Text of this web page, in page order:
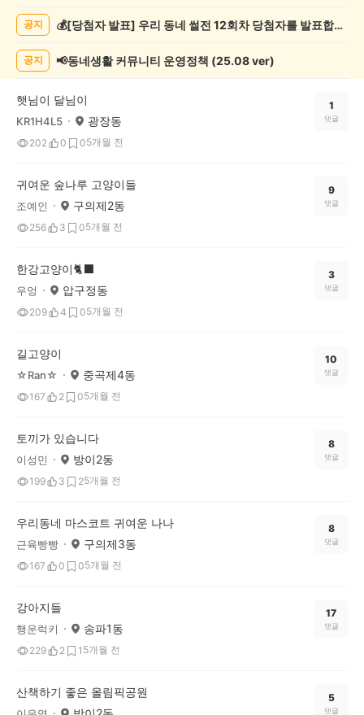
록
공지 💰[당첨자 발표] 우리 동네 썰전 12회차 당첨자를 발표합니다!
공지 📢동네생활 커뮤니티 운영정책 (25.08 ver)
햇님이 달님이
KR1H4L5 광장동
202 0 05개월 전
1
댓글
귀여운 숲나루 고양이들
조예인 구의제2동
256 3 05개월 전
9
댓글
한강고양이🐈‍⬛
우엉 압구정동
209 4 05개월 전
3
댓글
길고양이
☆Ran☆ 중곡제4동
167 2 05개월 전
10
댓글
토끼가 있습니다
이성민 방이2동
199 3 25개월 전
8
댓글
우리동네 마스코트 귀여운 나나
근육빵빵 구의제3동
167 0 05개월 전
8
댓글
강아지들
행운럭키 송파1동
229 2 1 5개월 전
17
댓글
산책하기 좋은 올림픽공원 5
댓글